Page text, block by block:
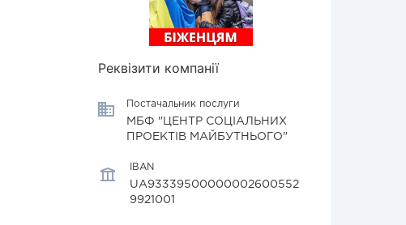
Реквізити компанії
Постачальник послуги
МБФ "ЦЕНТР СОЦІАЛЬНИХ
ПРОЕКТІВ МАЙБУТНЬОГО"
IBAN
UA93339500000002600552
9921001